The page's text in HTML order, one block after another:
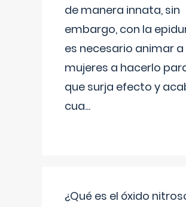
de manera innata, sin
embargo, con la
es necesario animar a
mujeres a hacerlo
que surja efecto y
cua...
¿Qué es el óxido